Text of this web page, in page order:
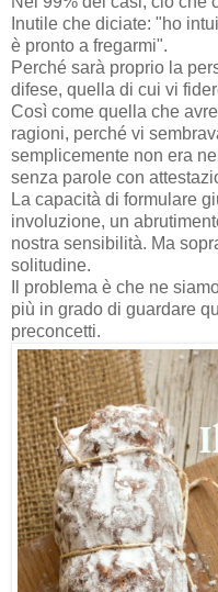
Inutile che diciate: "ho
è pronto a fregarmi".
Perché sarà proprio la
difese, quella di cui vi
Così come quella che
ragioni, perché vi
semplicemente non era
senza parole con
La capacità di formulare
involuzione, un
nostra sensibilità. Ma
solitudine.
Il problema è che ne
più in grado di guardare
preconcetti.